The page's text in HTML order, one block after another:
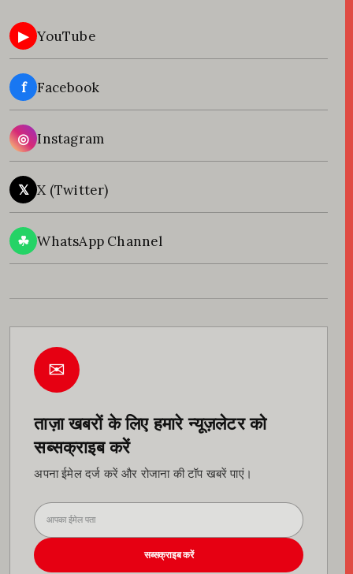
▶ YouTube
f Facebook
◎ Instagram
𝕏 X (Twitter)
☘ WhatsApp Channel
✉
ताज़ा खबरों के लिए हमारे न्यूज़लेटर को
सब्सक्राइब करें
अपना ईमेल दर्ज करें और रोजाना की टॉप खबरें पाएं।
सब्सक्राइब करें